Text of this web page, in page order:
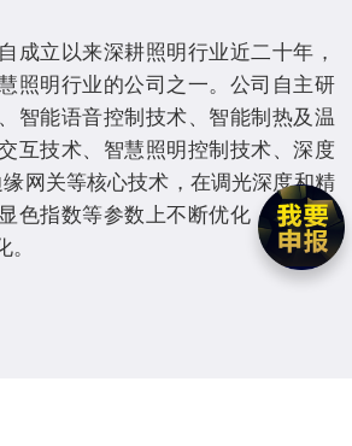
成立以来深耕照明行业近二十年，
照明行业的公司之一。公司自主研
智能语音控制技术、智能制热及温
互技术、智慧照明控制技术、深度
网关等核心技术，在调光深度和精
色指数等参数上不断优化，使照明